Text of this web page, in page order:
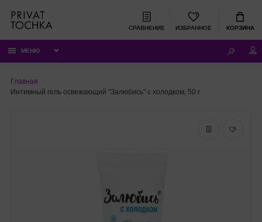
СРАВНЕНИЕ ИЗБРАННОЕ КОРЗИНА
МЕНЮ
Главная
Интимный гель освежающий "Залюбись" с холодком, 50 г